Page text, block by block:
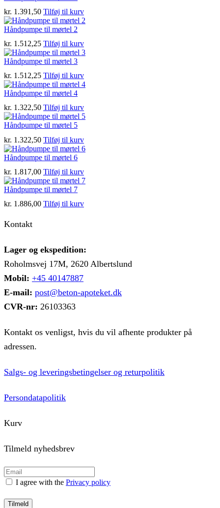
kr. 1.391,50 Tilføj til kurv
Håndpumpe til mørtel 2
kr. 1.512,25 Tilføj til kurv
Håndpumpe til mørtel 3
kr. 1.512,25 Tilføj til kurv
Håndpumpe til mørtel 4
kr. 1.322,50 Tilføj til kurv
Håndpumpe til mørtel 5
kr. 1.322,50 Tilføj til kurv
Håndpumpe til mørtel 6
kr. 1.817,00 Tilføj til kurv
Håndpumpe til mørtel 7
kr. 1.886,00 Tilføj til kurv
Kontakt
Lager og ekspedition:
Roholmsvej 17M, 2620 Albertslund
Mobil: +45 40147887
E-mail: post@beton-apoteket.dk
CVR-nr: 26103363
Kontakt os venligst, hvis du vil afhente produkter på
adressen.
Salgs- og leveringsbetingelser og returpolitik
Persondatapolitik
Kurv
Tilmeld nyhedsbrev
I agree with the Privacy policy
Tilmeld